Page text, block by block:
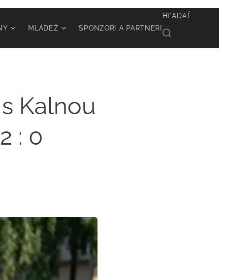
MLÁDEŽ SPONZORI A PARTNERI
HĽADAŤ
Kalnou
: 0